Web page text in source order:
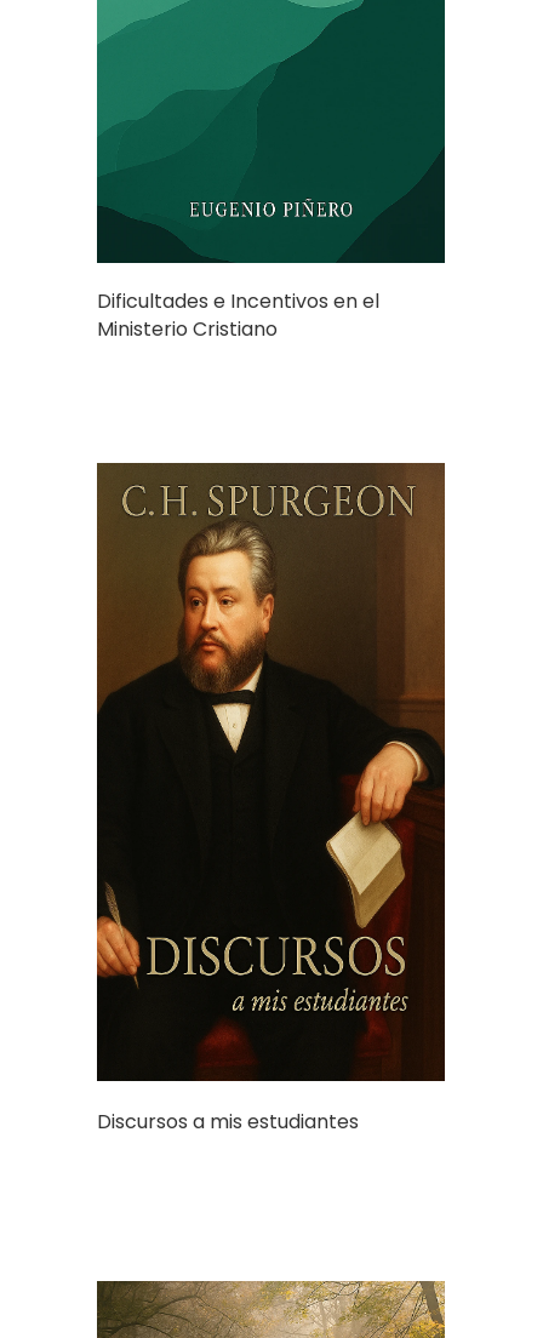
Dificultades e Incentivos en el
Ministerio Cristiano
Discursos a mis estudiantes